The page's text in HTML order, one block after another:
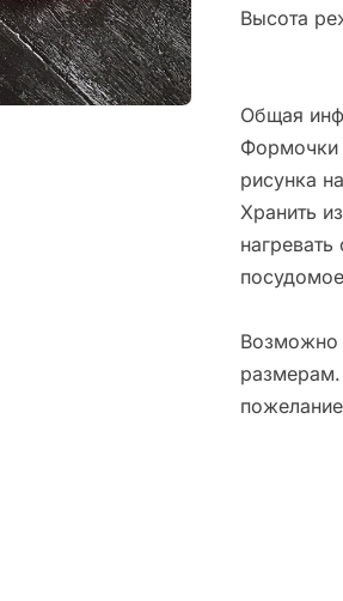
Высота
Общая
Формочки
рисунка
Хранить
Возможно